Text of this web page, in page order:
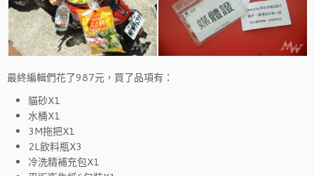
最終編輯們花了987元，買了品項有：
貓砂X1
水桶X1
3M拖把X1
2L飲料瓶X3
冷洗精補充包X1